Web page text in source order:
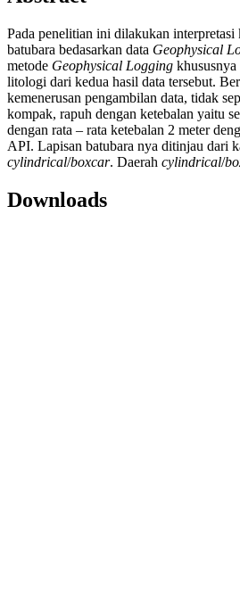
Pada penelitian ini dilakukan
batubara bedasarkan data Geophysical
metode Geophysical Logging khususnya
litologi dari kedua hasil data tersebut.
kemenerusan pengambilan data, tidak
kompak, rapuh dengan ketebalan yaitu
dengan rata – rata ketebalan 2 meter
API. Lapisan batubara nya ditinjau dari
cylindrical/boxcar. Daerah cylindrical/
Downloads